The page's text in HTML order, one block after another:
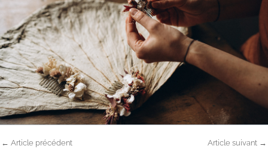
← Article précédent Article suivant →